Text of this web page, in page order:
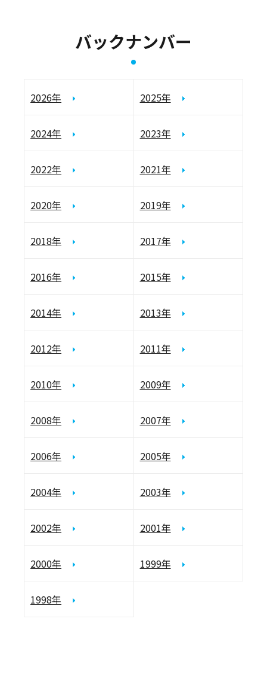
バックナンバー
2026年 2025年
2024年 2023年
2022年 2021年
2020年 2019年
2018年 2017年
2016年 2015年
2014年 2013年
2012年 2011年
2010年 2009年
2008年 2007年
2006年 2005年
2004年 2003年
2002年 2001年
2000年 1999年
1998年